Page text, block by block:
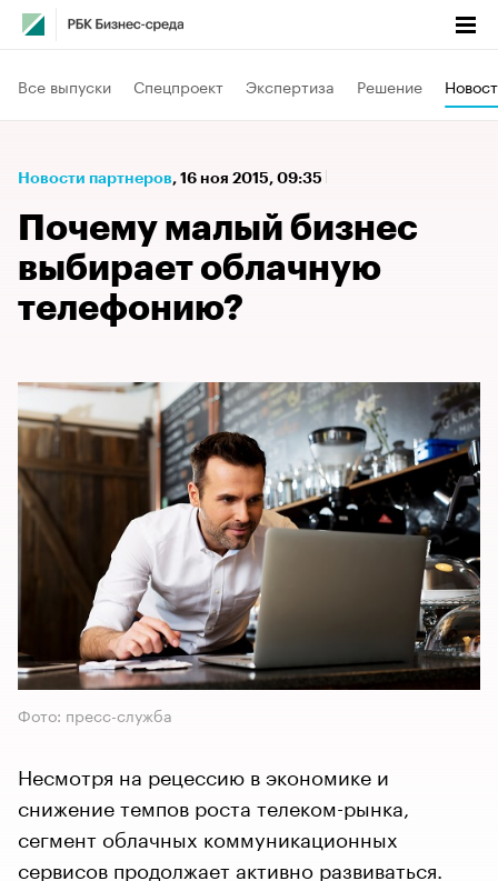
Все выпуски Спецпроект Экспертиза Решение
Новости партнеров⁠, 16 ноя 2015, 09:35
Почему малый бизнес
выбирает облачную
телефонию?
Фото: пресс-служба
Несмотря на рецессию в экономике и
снижение темпов роста телеком-рынка,
сегмент облачных коммуникационных
сервисов продолжает активно развиваться.